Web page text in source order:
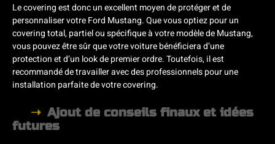
Le covering est donc un excellent moyen de protéger et de
personnaliser votre Ford Mustang. Que vous optiez pour un
covering total, partiel ou spécifique à votre modèle de Mustang,
vous pouvez être sûr que votre voiture bénéficiera d’une
protection et d’un look de premier ordre. Toutefois, il est
recommandé de travailler avec des professionnels pour une
installation parfaite de votre covering.
Ajout de conseils finaux et idées
futures